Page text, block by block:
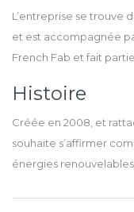
L’entreprise se trouve
et est accompagnée
French Fab et fait
Histoire
Créée en 2008, et
souhaite s’affirmer
énergies